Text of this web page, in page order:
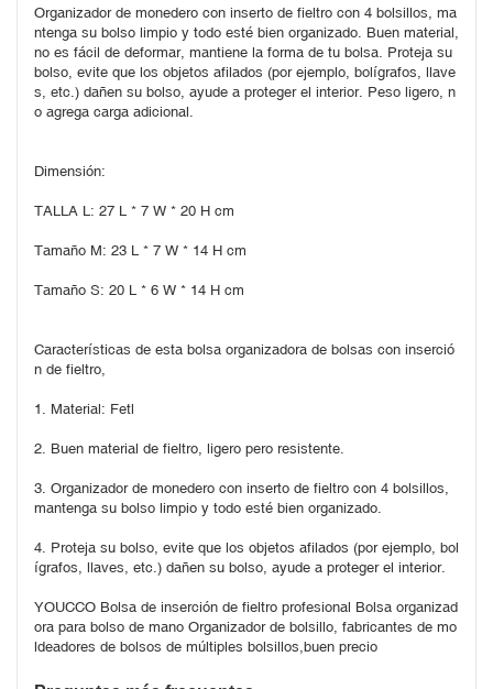
Organizador de monedero con inserto de fieltro con 4 bolsillos, ma
ntenga su bolso limpio y todo esté bien organizado. Buen material,
no es fácil de deformar, mantiene la forma de tu bolsa. Proteja su
bolso, evite que los objetos afilados (por ejemplo, bolígrafos, llave
s, etc.) dañen su bolso, ayude a proteger el interior. Peso ligero, n
o agrega carga adicional.
Dimensión:
TALLA L: 27 L * 7 W * 20 H cm
Tamaño M: 23 L * 7 W * 14 H cm
Tamaño S: 20 L * 6 W * 14 H cm
Características de esta bolsa organizadora de bolsas con inserció
n de fieltro,
1. Material: Fetl
2. Buen material de fieltro, ligero pero resistente.
3. Organizador de monedero con inserto de fieltro con 4 bolsillos,
mantenga su bolso limpio y todo esté bien organizado.
4. Proteja su bolso, evite que los objetos afilados (por ejemplo, bol
ígrafos, llaves, etc.) dañen su bolso, ayude a proteger el interior.
YOUCCO Bolsa de inserción de fieltro profesional Bolsa organizad
ora para bolso de mano Organizador de bolsillo, fabricantes de mo
ldeadores de bolsos de múltiples bolsillos,buen precio